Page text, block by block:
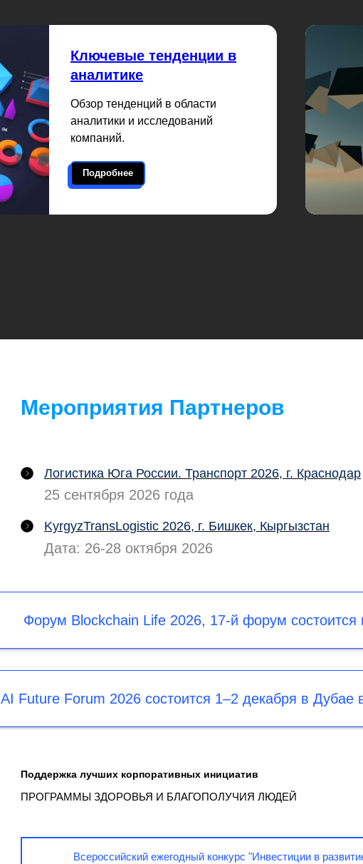
Ключевые тенденции в
аналитике
Обзор тенденций в области
аналитики и исследований
компаний.
Подробнее
Мероприятия Партнеров
Логистика Юга России. Транспорт 2026, г. Краснодар
25 сентября 2026 года
KyrgyzTransLogistic 2026, г. Бишкек, Кыргызстан
Дата: 26-28 октября 2026
Форум Blockchain Life 2026, 17-й форум
AI Future Forum 2026 состоится 1–2 декабря в Дубае
Поддержка лучших корпоративных инициатив
ПРОГРАММЫ ЗДОРОВЬЯ И БЛАГОПОЛУЧИЯ ЛЮДЕЙ
Всероссийский ежегодный конкурс "Инвестиции в